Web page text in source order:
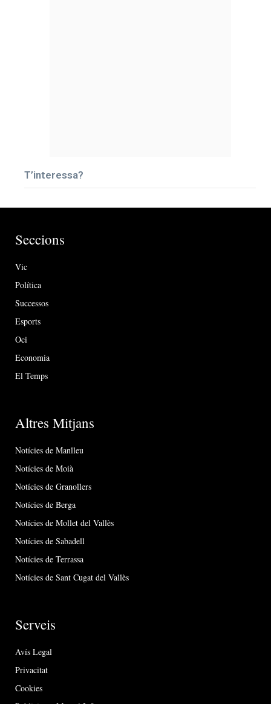
T’interessa?
Seccions
Vic
Política
Successos
Esports
Oci
Economia
El Temps
Altres Mitjans
Notícies de Manlleu
Notícies de Moià
Notícies de Granollers
Notícies de Berga
Notícies de Mollet del Vallès
Notícies de Sabadell
Notícies de Terrassa
Notícies de Sant Cugat del Vallès
Serveis
Avís Legal
Privacitat
Cookies